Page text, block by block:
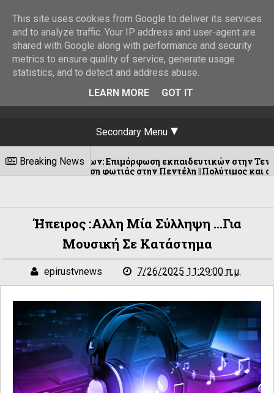
Secondary Menu
Breaking News
Επιμόρφωση εκπαιδευτικών στην Τενερίφη μέσω
φωτιάς στην Πεντέλη ||Πολύτιμος και ο άμεσος
Ήπειρος :Αλλη Μία Σύλληψη ...για
Μουσική Σε Κατάστημα
epirustvnews 7/26/2025 11:29:00 π.μ.
This site uses cookies from Google to deliver its services
and to analyze traffic. Your IP address and user-agent are
shared with Google along with performance and security
metrics to ensure quality of service, generate usage
statistics, and to detect and address abuse.
LEARN MORE
GOT IT